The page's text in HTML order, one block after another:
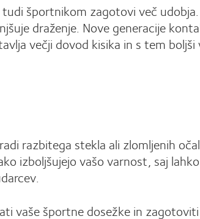
športnikom zagotovi več
draženje. Nove generacije
večji dovod kisika in s tem
razbitega stekla ali zlomljenih
izboljšujejo vašo varnost, saj
vaše športne dosežke in